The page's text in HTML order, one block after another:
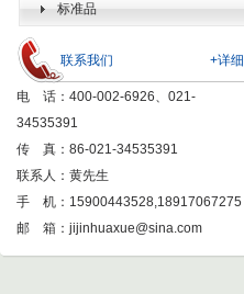
标准品
+详细
联系我们
电 话：400-002-6926、021-
34535391
传 真：86-021-34535391
联系人：黄先生
手 机：15900443528,18917067275
邮 箱： jijinhuaxue@sina.com